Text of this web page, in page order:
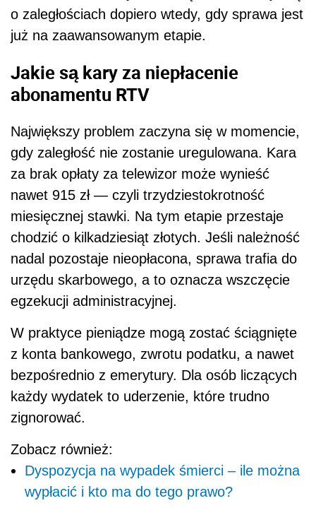
o zaległościach dopiero wtedy, gdy sprawa jest
już na zaawansowanym etapie.
Jakie są kary za niepłacenie
abonamentu RTV
Największy problem zaczyna się w momencie,
gdy zaległość nie zostanie uregulowana. Kara
za brak opłaty za telewizor może wynieść
nawet 915 zł — czyli trzydziestokrotność
miesięcznej stawki. Na tym etapie przestaje
chodzić o kilkadziesiąt złotych. Jeśli należność
nadal pozostaje nieopłacona, sprawa trafia do
urzędu skarbowego, a to oznacza wszczęcie
egzekucji administracyjnej.
W praktyce pieniądze mogą zostać ściągnięte
z konta bankowego, zwrotu podatku, a nawet
bezpośrednio z emerytury. Dla osób liczących
każdy wydatek to uderzenie, które trudno
zignorować.
Zobacz również:
Dyspozycja na wypadek śmierci – ile można
wypłacić i kto ma do tego prawo?